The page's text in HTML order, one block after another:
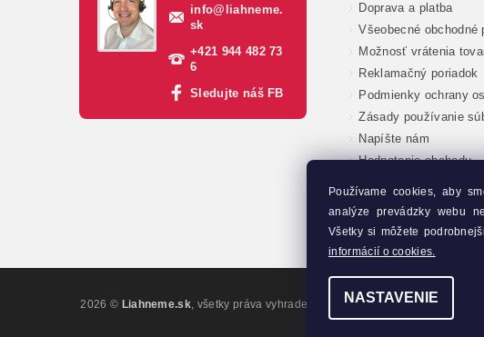
info@ liahneme.
sk
+421 944 482 73
6
Sledujte náš FB
Doprava a platba
Všeobecné obchodné
Možnosť vrátenia
Reklamačný poriadok
Podmienky ochrany
Zásady používanie
Napíšte nám
Hodnotenie obchodu
Moja objednávka
Kontakty
2026 © Liahneme.sk, všetky práva vyhradené Upraviť nastavenie cookies
Používame cookies, aby
analýze prevádzky webu
Všetky si môžete
informácií o cookies.
NASTAVENIE